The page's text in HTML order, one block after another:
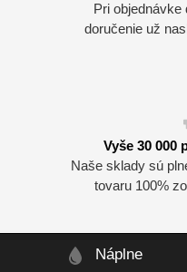
Pri objednávke
doručenie už
Vyše 30 000
Naše sklady sú
tovaru 100%
Náplne